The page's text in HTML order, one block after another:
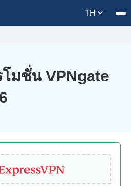
TH
มชั่น VPNgate